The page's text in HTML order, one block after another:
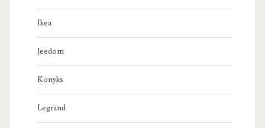
Ikea
Jeedom
Konyks
Legrand